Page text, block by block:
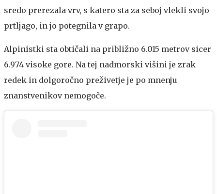
sredo prerezala vrv, s katero sta za seboj vlekli svojo
prtljago, in jo potegnila v grapo.
Alpinistki sta obtičali na približno 6.015 metrov sicer
6.974 visoke gore. Na tej nadmorski višini je zrak
redek in dolgoročno preživetje je po mnenju
znanstvenikov nemogoče.